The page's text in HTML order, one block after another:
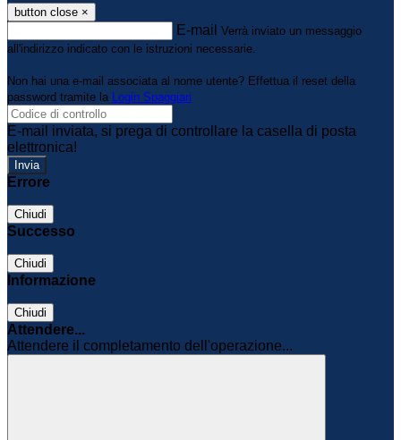
button close ×
E-mail Verrà inviato un messaggio
all'indirizzo indicato con le istruzioni necessarie.
Non hai una e-mail associata al nome utente? Effettua il reset della
password tramite la Login Spaggiari
E-mail inviata, si prega di controllare la casella di posta
elettronica!
Errore
Chiudi
Successo
Chiudi
Informazione
Chiudi
Attendere...
Attendere il completamento dell'operazione...